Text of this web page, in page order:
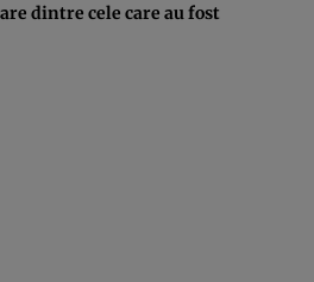
dintre cele care au fost